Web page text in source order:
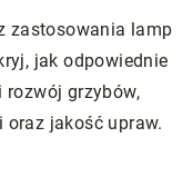
zastosowania lamp
jak odpowiednie
rozwój grzybów,
jakość upraw.